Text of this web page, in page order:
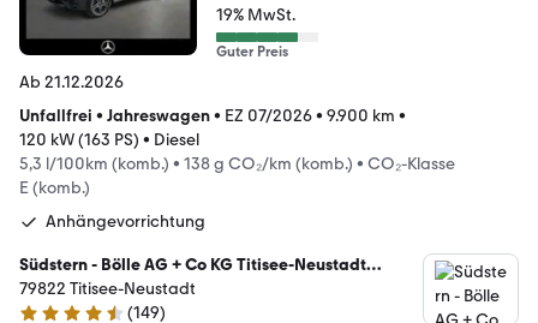
19% MwSt.
Guter Preis
Ab 21.12.2026
Unfallfrei • Jahreswagen• EZ 07/2026• 9.900 km •
120 kW (163 PS) • Diesel
5,3 l/100km (komb.) • 138 g CO₂/km (komb.) • CO₂-Klasse
E (komb.)
Anhängevorrichtung
Südstern - Bölle AG + Co KG Titisee-Neustadt
Autorisierter Mercedes-Benz Verkauf und Service
79822 Titisee-Neustadt
(149)